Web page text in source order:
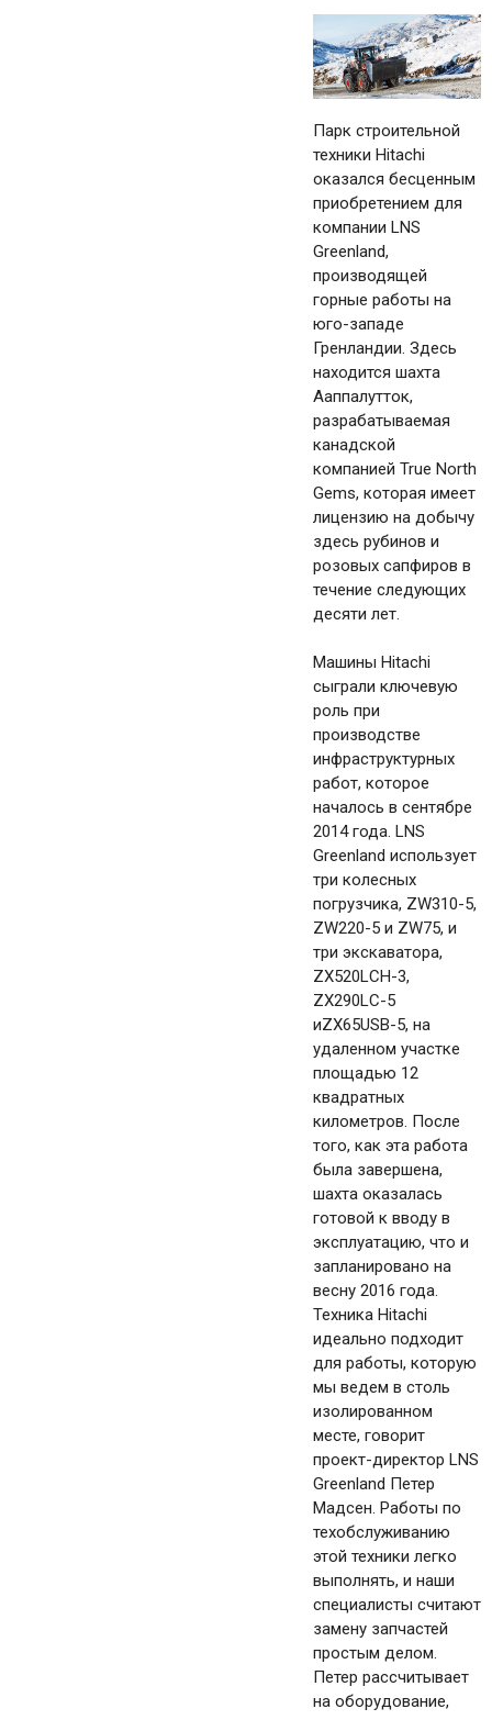
Парк строительной
техники Hitachi
оказался бесценным
приобретением для
компании LNS
Greenland,
производящей
горные работы на
юго-западе
Гренландии. Здесь
находится шахта
Ааппалутток,
разрабатываемая
канадской
компанией True North
Gems, которая имеет
лицензию на добычу
здесь рубинов и
розовых сапфиров в
течение следующих
десяти лет.
Машины Hitachi
сыграли ключевую
роль при
производстве
инфраструктурных
работ, которое
началось в сентябре
2014 года. LNS
Greenland использует
три колесных
погрузчика, ZW310-5,
ZW220-5 и ZW75, и
три экскаватора,
ZX520LCH-3,
ZX290LC-5
иZX65USB-5, на
удаленном участке
площадью 12
квадратных
километров. После
того, как эта работа
была завершена,
шахта оказалась
готовой к вводу в
эксплуатацию, что и
запланировано на
весну 2016 года.
Техника Hitachi
идеально подходит
для работы, которую
мы ведем в столь
изолированном
месте, говорит
проект-директор LNS
Greenland Петер
Мадсен. Работы по
техобслуживанию
этой техники легко
выполнять, и наши
специалисты считают
замену запчастей
простым делом.
Петер рассчитывает
на оборудование,